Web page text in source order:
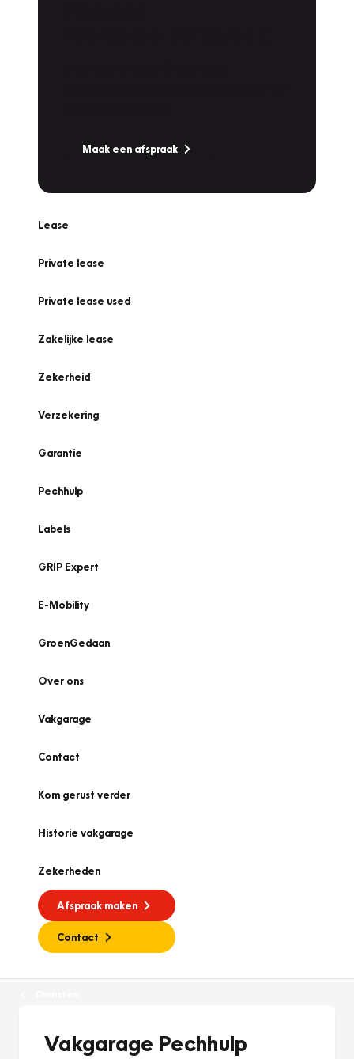
Maak een afspraak
Lease
Private lease
Private lease used
Zakelijke lease
Zekerheid
Verzekering
Garantie
Pechhulp
Labels
GRIP Expert
E-Mobility
GroenGedaan
Over ons
Vakgarage
Contact
Kom gerust verder
Historie vakgarage
Zekerheden
Afspraak maken
Contact
Vakgarage Pechhulp